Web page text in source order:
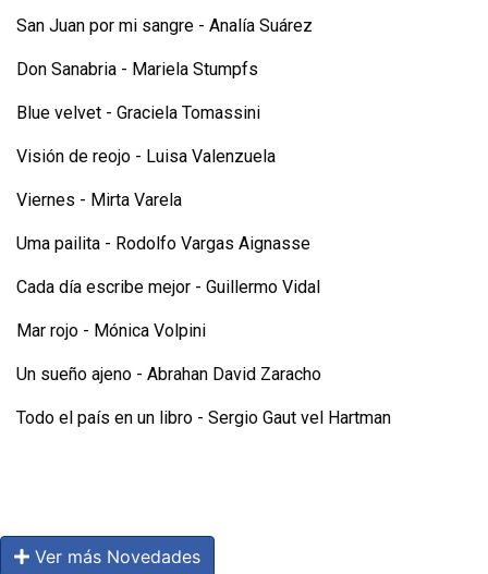
San Juan por mi sangre - Analía Suárez
Don Sanabria - Mariela Stumpfs
Blue velvet - Graciela Tomassini
Visión de reojo - Luisa Valenzuela
Viernes - Mirta Varela
Uma pailita - Rodolfo Vargas Aignasse
Cada día escribe mejor - Guillermo Vidal
Mar rojo - Mónica Volpini
Un sueño ajeno - Abrahan David Zaracho
Todo el país en un libro - Sergio Gaut vel Hartman
Ver más Novedades